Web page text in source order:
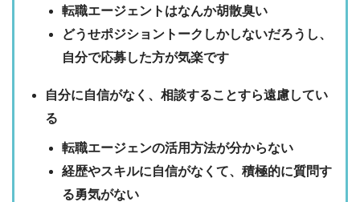
転職エージェントはなんか胡散臭い
どうせポジショントークしかしないだろうし、
自分で応募した方が気楽です
自分に自信がなく、相談することすら遠慮してい
る
転職エージェンの活用方法が分からない
経歴やスキルに自信がなくて、積極的に質問す
る勇気がない